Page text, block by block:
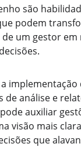
são
podem
um gestor em
implementação
de análise e
auxiliar
visão mais
que